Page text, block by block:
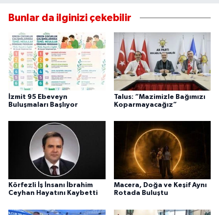
Bunlar da ilginizi çekebilir
İzmit 95 Ebeveyn
Buluşmaları Başlıyor
Talus: “Mazimizle Bağımızı
Koparmayacağız”
Körfezli İş İnsanı İbrahim
Ceyhan Hayatını Kaybetti
Macera, Doğa ve Keşif Aynı
Rotada Buluştu